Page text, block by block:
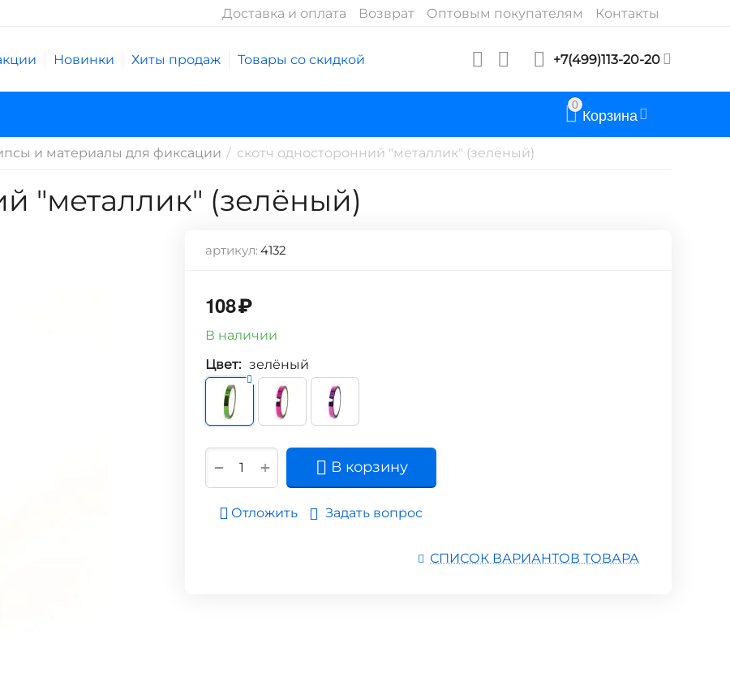
Доставка и оплата Возврат Оптовым покупателям Контакты
Новинки Хиты продаж Товары со скидкой +7(499)113-20-20
0 Корзина
и материалы для фиксации / скотч односторонний "металлик" (зелёный)
"металлик" (зелёный)
артикул:4132
108₽
В наличии
Цвет: зелёный
+
− В корзину
Отложить Задать вопрос
СПИСОК ВАРИАНТОВ ТОВАРА